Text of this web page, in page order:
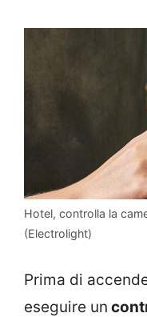
Hotel, controlla la
(Electrolight)
Prima di
eseguire un